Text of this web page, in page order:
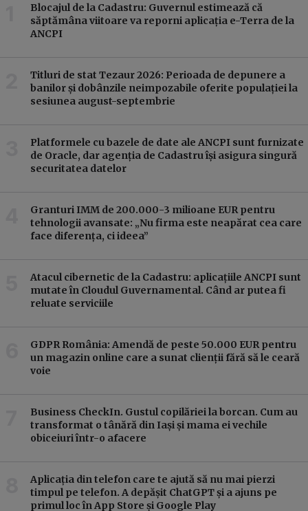
Blocajul de la Cadastru: Guvernul estimează că
săptămâna viitoare va reporni aplicația e-Terra de la
ANCPI
Titluri de stat Tezaur 2026: Perioada de depunere a
banilor și dobânzile neimpozabile oferite populației la
sesiunea august-septembrie
Platformele cu bazele de date ale ANCPI sunt furnizate
de Oracle, dar agenția de Cadastru își asigura singură
securitatea datelor
Granturi IMM de 200.000-3 milioane EUR pentru
tehnologii avansate: „Nu firma este neapărat cea care
face diferența, ci ideea”
Atacul cibernetic de la Cadastru: aplicațiile ANCPI sunt
mutate în Cloudul Guvernamental. Când ar putea fi
reluate serviciile
GDPR România: Amendă de peste 50.000 EUR pentru
un magazin online care a sunat clienții fără să le ceară
voie
Business CheckIn. Gustul copilăriei la borcan. Cum au
transformat o tânără din Iași și mama ei vechile
obiceiuri într-o afacere
Aplicația din telefon care te ajută să nu mai pierzi
timpul pe telefon. A depășit ChatGPT și a ajuns pe
primul loc în App Store și Google Play